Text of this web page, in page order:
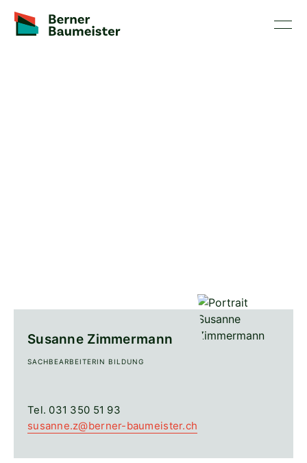
Susanne Zimmermann
SACHBEARBEITERIN BILDUNG
Tel. 031 350 51 93
susanne.z@berner-baumeister.ch